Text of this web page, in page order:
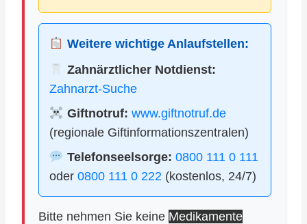
Weitere wichtige Anlaufstellen:
Zahnärztlicher Notdienst:
Zahnarzt-Suche
Giftnotruf: www.giftnotruf.de
(regionale Giftinformationszentralen)
Telefonseelsorge: 0800 111 0 111
oder 0800 111 0 222 (kostenlos, 24/7)
Bitte nehmen Sie keine Medikamente